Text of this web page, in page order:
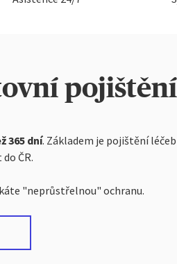
pojištění
365 dní. Základem je pojištění
ČR.
"neprůstřelnou" ochranu.